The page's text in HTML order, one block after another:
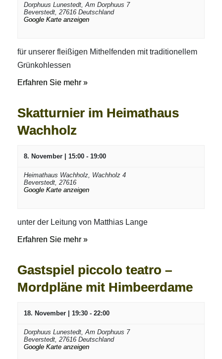
Dorphuus Lunestedt, Am Dorphuus 7
Beverstedt 27616 Deutschland
Google Karte anzeigen
für unserer fleißigen Mithelfenden mit traditionellem
Grünkohlessen
Erfahren Sie mehr »
Skatturnier im Heimathaus
Wachholz
8. November | 15:00 - 19:00
Heimathaus Wachholz, Wachholz 4
Beverstedt 27616
Google Karte anzeigen
unter der Leitung von Matthias Lange
Erfahren Sie mehr »
Gastspiel piccolo teatro –
Mordpläne mit Himbeerdame
18. November | 19:30 - 22:00
Dorphuus Lunestedt, Am Dorphuus 7
Beverstedt 27616 Deutschland
Google Karte anzeigen